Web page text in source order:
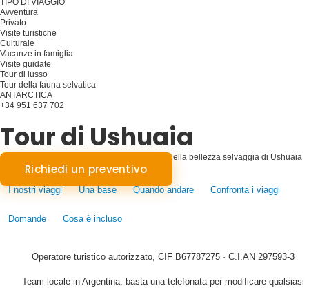
TIPO DI VIAGGIO
Avventura
Privato
Visite turistiche
Culturale
Vacanze in famiglia
Visite guidate
Tour di lusso
Tour della fauna selvatica
ANTARCTICA
+34 951 637 702
Tour di Ushuaia
Spedizioni alla fine del mondo: Alla scoperta della bellezza selvaggia di Ushuaia
Richiedi un preventivo
I nostri viaggi Una base Quando andare Confronta i viaggi
Domande Cosa è incluso
Operatore turistico autorizzato, CIF B67787275 · C.I.AN 297593-3
Team locale in Argentina: basta una telefonata per modificare qualsiasi